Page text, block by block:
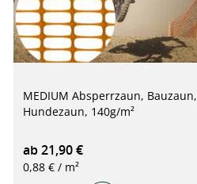
MEDIUM Absperrzaun, Bauzaun,
Hundezaun, 140g/m²
ab 21,90 €
0,88 € / m²